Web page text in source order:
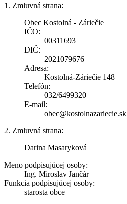
1. Zmluvná strana:
Obec Kostolná - Záriečie
IČO:
00311693
DIČ:
2021079676
Adresa:
Kostolná-Záriečie 148
Telefón:
032/6499320
E-mail:
obec@kostolnazariecie.sk
2. Zmluvná strana:
Darina Masaryková
Meno podpisujúcej osoby:
Ing. Miroslav Jančár
Funkcia podpisujúcej osoby:
starosta obce